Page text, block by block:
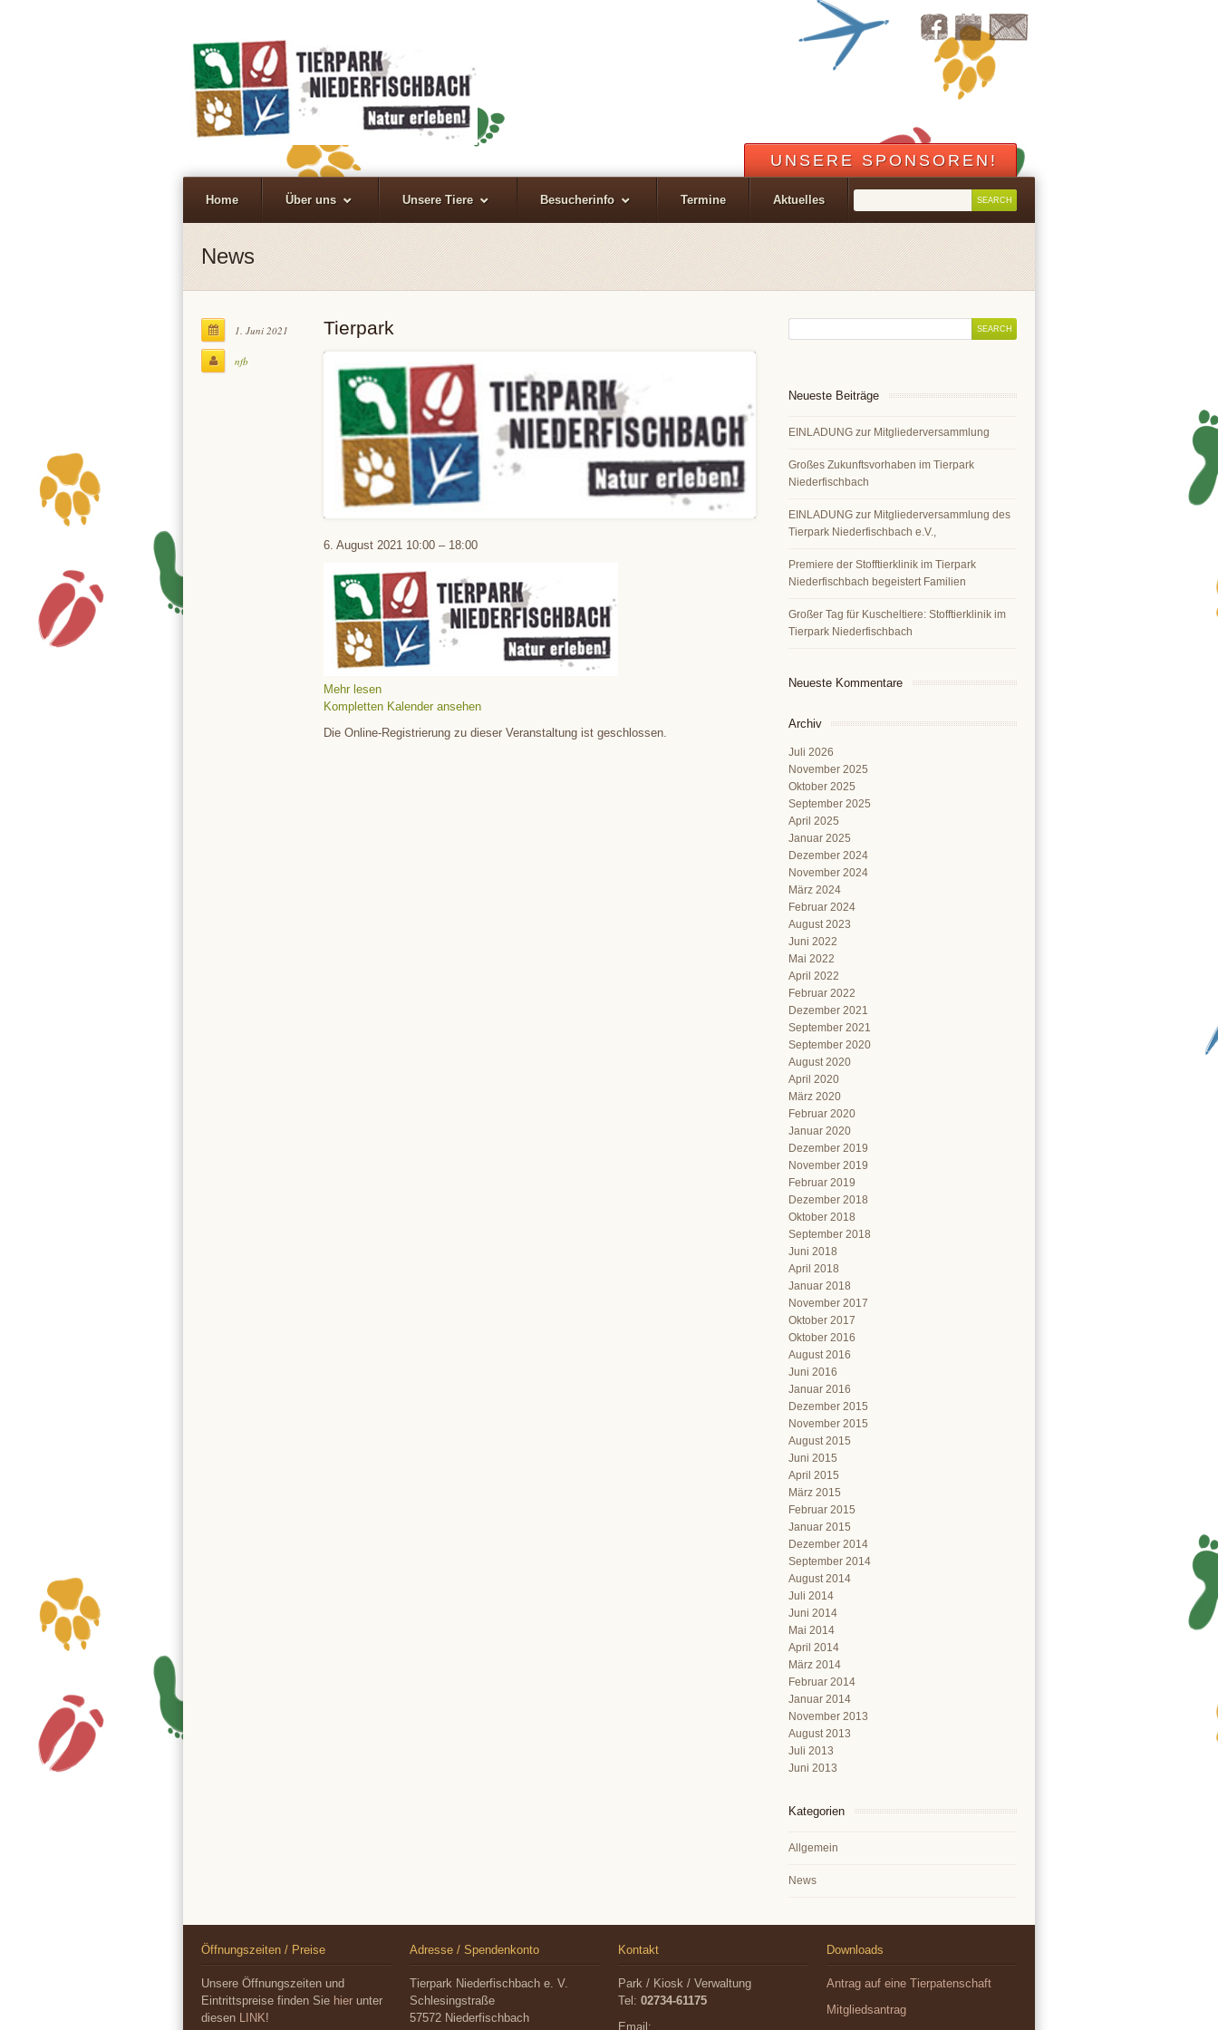
UNSERE SPONSOREN!
Home Über uns Unsere Tiere Besucherinfo Termine Aktuelles
News
1. Juni 2021
nfb
Tierpark
Tierpark
6. August 2021 10:00 – 18:00
Mehr lesen
Kompletten Kalender ansehen
Die Online-Registrierung zu dieser Veranstaltung ist geschlossen.
Neueste Beiträge
EINLADUNG zur Mitgliederversammlung
Großes Zukunftsvorhaben im Tierpark
Niederfischbach
EINLADUNG zur Mitgliederversammlung des
Tierpark Niederfischbach e.V.,
Premiere der Stofftierklinik im Tierpark
Niederfischbach begeistert Familien
Großer Tag für Kuscheltiere: Stofftierklinik im
Tierpark Niederfischbach
Neueste Kommentare
Archiv
Juli 2026
November 2025
Oktober 2025
September 2025
April 2025
Januar 2025
Dezember 2024
November 2024
März 2024
Februar 2024
August 2023
Juni 2022
Mai 2022
April 2022
Februar 2022
Dezember 2021
September 2021
September 2020
August 2020
April 2020
März 2020
Februar 2020
Januar 2020
Dezember 2019
November 2019
Februar 2019
Dezember 2018
Oktober 2018
September 2018
Juni 2018
April 2018
Januar 2018
November 2017
Oktober 2017
Oktober 2016
August 2016
Juni 2016
Januar 2016
Dezember 2015
November 2015
August 2015
Juni 2015
April 2015
März 2015
Februar 2015
Januar 2015
Dezember 2014
September 2014
August 2014
Juli 2014
Juni 2014
Mai 2014
April 2014
März 2014
Februar 2014
Januar 2014
November 2013
August 2013
Juli 2013
Juni 2013
Kategorien
Allgemein
News
Öffnungszeiten / Preise
Unsere Öffnungszeiten und
Eintrittspreise finden Sie hier unter
diesen LINK!
Adresse / Spendenkonto
Tierpark Niederfischbach e. V.
Schlesingstraße
57572 Niederfischbach
Kontakt
Park / Kiosk / Verwaltung
Tel: 02734-61175
Email:
Downloads
Antrag auf eine Tierpatenschaft
Mitgliedsantrag